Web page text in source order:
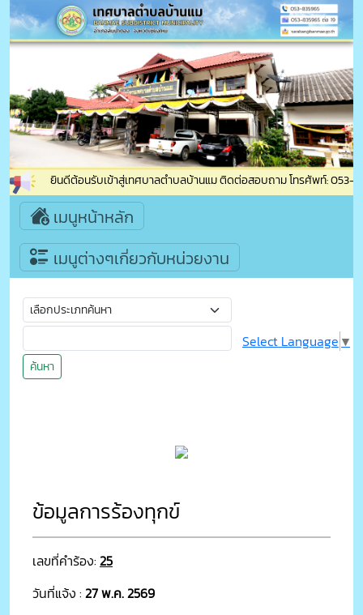
ยินดีต้อนรับเข้าสู่เทศบาลตำบลบ้านแม ติดต่อสอบถาม โทรศัพท์: 053-
เมนูหน้าหลัก
เมนูต่างๆเกี่ยวกับหน่วยงาน
ค้นหา
Select Language ▼
ข้อมูลการร้องทุกข์
เลขที่คำร้อง: 25
วันที่แจ้ง : 27 พ.ค. 2569